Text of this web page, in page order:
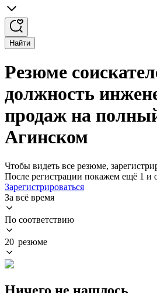
Найти
Резюме
должность
продаж на
Агинском
Чтобы видеть все резюме,
После регистрации покажем ещё 1 и
Зарегистрироваться
За всё время
По соответствию
20 резюме
Ничего не нашлось